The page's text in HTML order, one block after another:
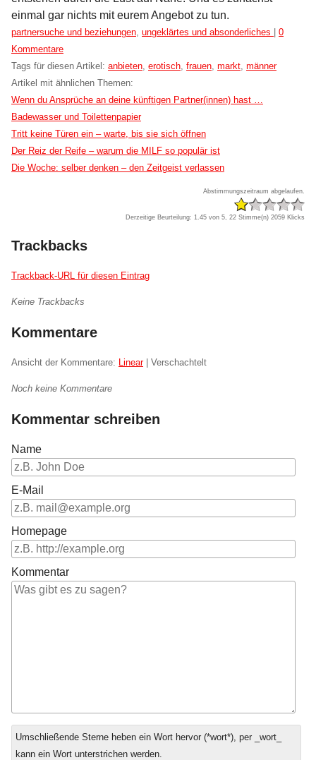
einmal gar nichts mit eurem Angebot zu tun.
Kategorien:
partnersuche und beziehungen ungeklärtes und absonderliches | 0
Kommentare
Tags für diesen Artikel: anbieten erotisch frauen markt männer
Artikel mit ähnlichen Themen:
Wenn du Ansprüche an deine künftigen Partner(innen) hast …
Badewasser und Toilettenpapier
Tritt keine Türen ein – warte, bis sie sich öffnen
Der Reiz der Reife – warum die MILF so populär ist
Die Woche: selber denken – den Zeitgeist verlassen
Abstimmungszeitraum abgelaufen.
Derzeitige Beurteilung: 1.45 von 5, 22 Stimme(n) 2059 Klicks
Trackbacks
Trackback-URL für diesen Eintrag
Keine Trackbacks
Kommentare
Ansicht der Kommentare: Linear| Verschachtelt
Noch keine Kommentare
Kommentar schreiben
Name
E-Mail
Homepage
Kommentar
Antwort
zu
Umschließende Sterne heben ein Wort hervor (*wort*), per _wort_
kann ein Wort unterstrichen werden.